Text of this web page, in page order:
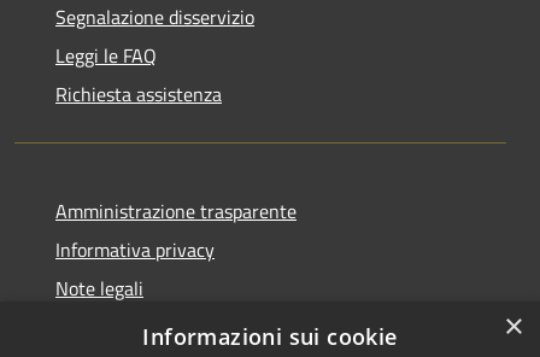
Segnalazione disservizio
Leggi le FAQ
Richiesta assistenza
Amministrazione trasparente
Informativa privacy
Note legali
Dichiarazione di accessibilità
×
Informazioni sui cookie